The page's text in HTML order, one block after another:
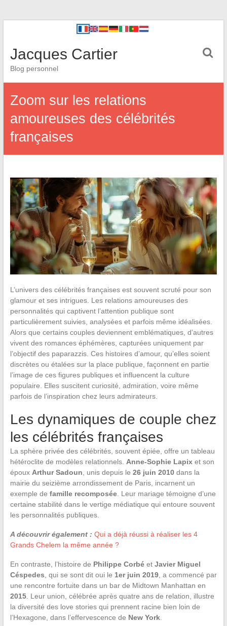
Jacques Cartier
Blog personnel
Zoom sur les relations
amoureuses des célébrités
françaises
L’univers des célébrités françaises est souvent scruté pour son
glamour et ses intrigues. Les relations amoureuses des
personnalités qui captivent l’attention publique sont
particulièrement suivies, analysées et parfois même idéalisées.
Alors que certains couples deviennent emblématiques, d’autres
vivent des romances éphémères, capturées uniquement par
l’objectif des paparazzis. Ces histoires d’amour, qu’elles soient
discrètes ou étalées sur la place publique, façonnent en partie
l’image de ces figures publiques et influencent la culture
populaire. Elles suscitent curiosité, admiration, voire même
parfois de l’inspiration chez leurs admirateurs.
Les dynamiques de couple chez
les célébrités françaises
La sphère privée des célébrités, souvent épiée, offre un tableau
hétéroclite de modèles relationnels. Anne-Sophie Lapixet son
époux Arthur Sadoun , unis depuis le 26 juin 2010dans la
mairie du seizième arrondissement de Paris, incarnent un
exemple de famille recomposée. Leur mariage témoigne d’une
certaine stabilité dans le vertige médiatique qui entoure souvent
les personnalités publiques.
A découvrir également : Qui a déjà réussi à réaliser les 4
Grands Chelem la même année ?
En contraste, l’histoire de Philippe Corbéet Javier Miguel
Céspedes , qui se sont dit oui le 1er juin 2019, a commencé par
une rencontre fortuite dans un bar de Midtown Manhattan en
2015. Leur union, célébrée après quatre ans de relation, illustre
la diversité des love stories qui prennent racine bien loin de
l’Hexagone, dans l’effervescence de New York.